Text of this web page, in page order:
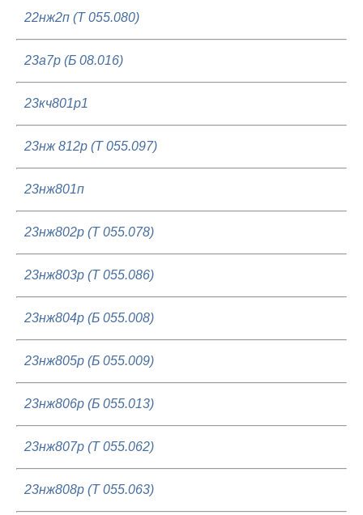
22нж2п (Т 055.080)
23а7р (Б 08.016)
23кч801р1
23нж 812р (Т 055.097)
23нж801п
23нж802р (Т 055.078)
23нж803р (Т 055.086)
23нж804р (Б 055.008)
23нж805р (Б 055.009)
23нж806р (Б 055.013)
23нж807р (Т 055.062)
23нж808р (Т 055.063)